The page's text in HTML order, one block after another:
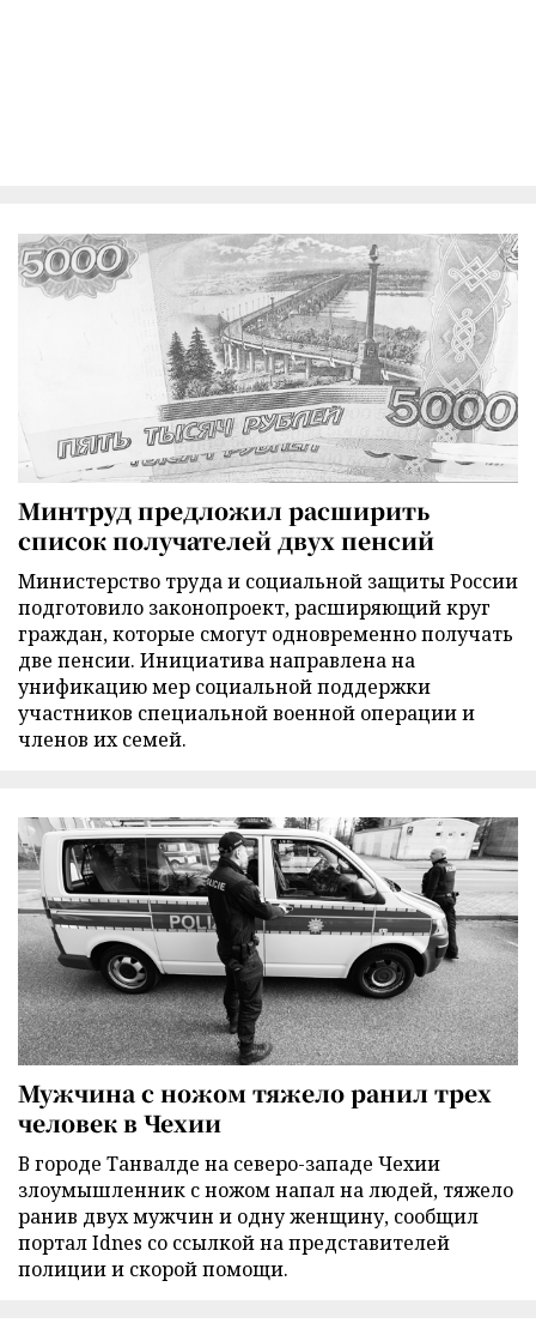
Минтруд предложил расширить
список получателей двух пенсий
Министерство труда и социальной защиты России
подготовило законопроект, расширяющий круг
граждан, которые смогут одновременно получать
две пенсии. Инициатива направлена на
унификацию мер социальной поддержки
участников специальной военной операции и
членов их семей.
Мужчина с ножом тяжело ранил трех
человек в Чехии
В городе Танвалде на северо-западе Чехии
злоумышленник с ножом напал на людей, тяжело
ранив двух мужчин и одну женщину, сообщил
портал Idnes со ссылкой на представителей
полиции и скорой помощи.